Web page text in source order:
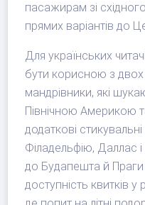
пасажирам зі
прямих варіантів до
Для українських
бути корисною з
мандрівники, які
Північною Америкою
додаткові
Філадельфію, Даллас
до Будапешта й
доступність квитків